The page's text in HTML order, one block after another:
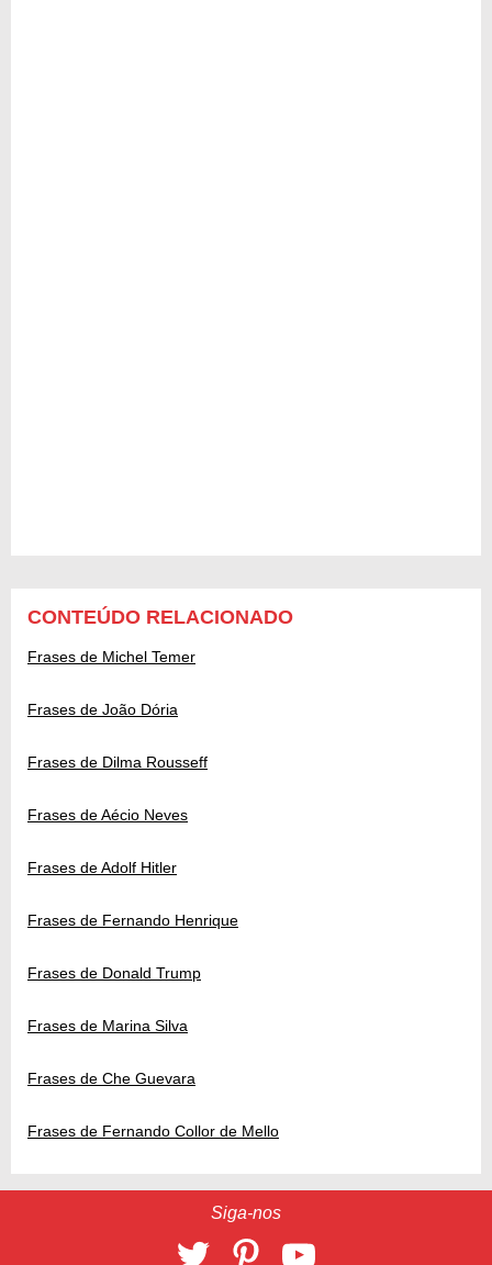
CONTEÚDO RELACIONADO
Frases de Michel Temer
Frases de João Dória
Frases de Dilma Rousseff
Frases de Aécio Neves
Frases de Adolf Hitler
Frases de Fernando Henrique
Frases de Donald Trump
Frases de Marina Silva
Frases de Che Guevara
Frases de Fernando Collor de Mello
Siga-nos